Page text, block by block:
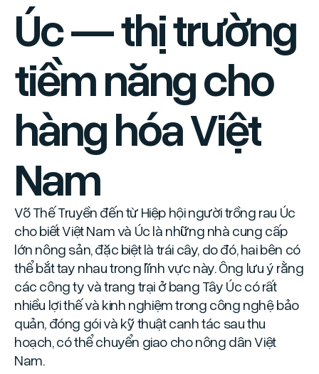
Úc — thị trường
tiềm năng cho
hàng hóa Việt
Nam
Võ Thế Truyền đến từ Hiệp hội người trồng rau Úc
cho biết Việt Nam và Úc là những nhà cung cấp
lớn nông sản, đặc biệt là trái cây, do đó, hai bên có
thể bắt tay nhau trong lĩnh vực này. Ông lưu ý rằng
các công ty và trang trại ở bang Tây Úc có rất
nhiều lợi thế và kinh nghiệm trong công nghệ bảo
quản, đóng gói và kỹ thuật canh tác sau thu
hoạch, có thể chuyển giao cho nông dân Việt
Nam.